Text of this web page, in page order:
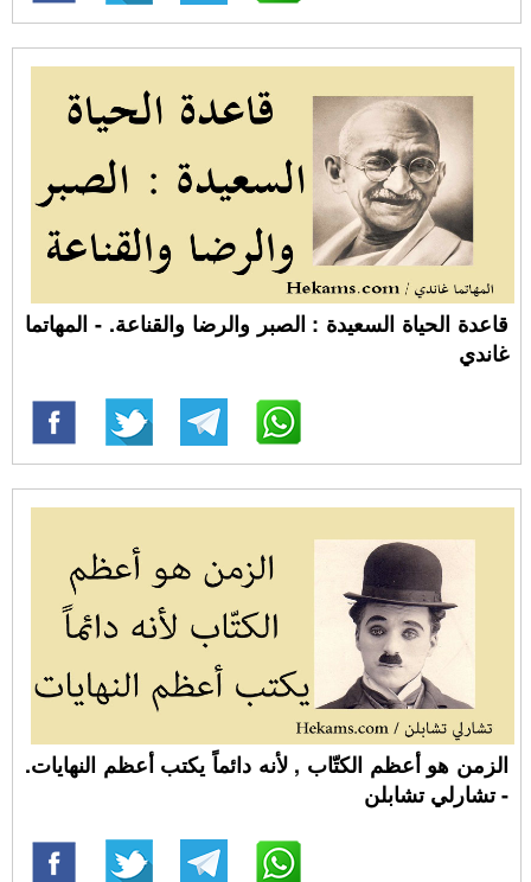
قاعدة الحياة السعيدة : الصبر والرضا والقناعة. - المهاتما
غاندي
الزمن هو أعظم الكتّاب , لأنه دائماً يكتب أعظم النهايات.
- تشارلي تشابلن